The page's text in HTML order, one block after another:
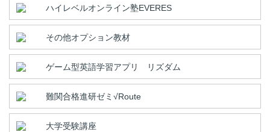
会員サイトはこちら
ハイレベルオンライン塾EVERES
その他オプション教材
ゲーム型英語学習アプリ リズダム
難関合格進研ゼミ√Route
大学受験講座